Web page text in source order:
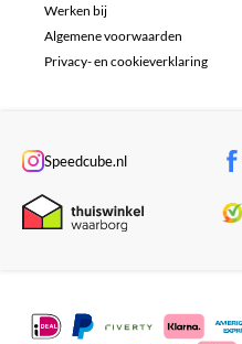
Werken bij
Algemene voorwaarden
Privacy- en cookieverklaring
Speedcube.nl